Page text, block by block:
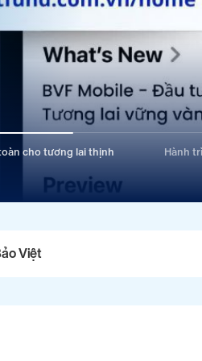
cho tương lai thịnh
Hành